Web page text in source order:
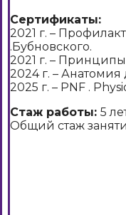
Сертификаты:
2021 г. –
.Бубновского.
2021 г. –
2024 г. –
2025 г. – PNF .
Стаж работы: 5
Общий стаж